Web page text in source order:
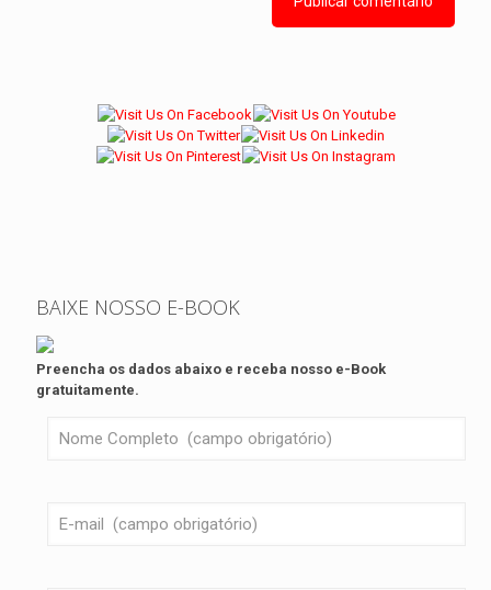
BAIXE NOSSO E-BOOK
Preencha os dados abaixo e receba nosso e-Book
gratuitamente.